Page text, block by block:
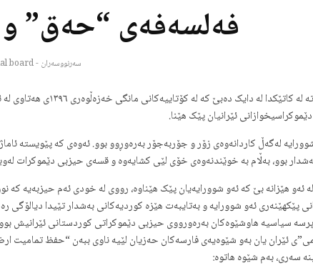
فەلسەفەی “حەق”
سەرنووسەران - Editorial board
هیچ شاراوە نیە کە
ئێرانیان پێک هێنا.
لەگەڵ کاردانەوەی زۆر و جۆربەجۆر بەرەوڕوو بوو. ئەوەی کە پێویستە
بوو، بەڵام بە خوێندنەوەی خۆی لێی کشایەوە و قسەی حیزبی دێموکرات
لە ئەو هێزانە بێ کە ئەو شوورایەیان پێک هێناوە، رووی لە خودی ئەم حیزبەیە
پێکهێنەری ئەو شوورایە و بەتایبەت هێزە کوردیەکانی بەشدار تێیدا دیالۆگی
پرسە سیاسیە هاوشێوەکان بەرەورووی حیزبی دێموکراتی کوردستانی ئێرانیش
ئێران یان بەو شێوەیەی فارسەکان حەزیان لێیە ناوی ببەن “حفظ تمامیت
سەری، بەم شێوە هاتوە: